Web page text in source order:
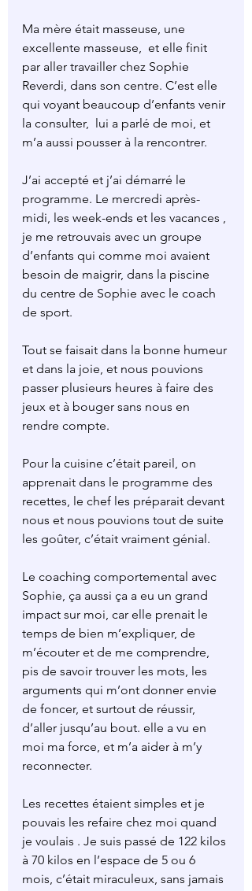
Ma mère était masseuse, une
excellente masseuse,  et elle finit
par aller travailler chez Sophie
Reverdi, dans son centre. C’est elle
qui voyant beaucoup d’enfants venir
la consulter,  lui a parlé de moi, et
m’a aussi pousser à la rencontrer.
J’ai accepté et j’ai démarré le
programme. Le mercredi après-
midi, les week-ends et les vacances ,
je me retrouvais avec un groupe
d’enfants qui comme moi avaient
besoin de maigrir, dans la piscine
du centre de Sophie avec le coach
de sport.
Tout se faisait dans la bonne humeur
et dans la joie, et nous pouvions
passer plusieurs heures à faire des
jeux et à bouger sans nous en
rendre compte.
Pour la cuisine c’était pareil, on
apprenait dans le programme des
recettes, le chef les préparait devant
nous et nous pouvions tout de suite
les goûter, c’était vraiment génial.
Le coaching comportemental avec
Sophie, ça aussi ça a eu un grand
impact sur moi, car elle prenait le
temps de bien m’expliquer, de
m’écouter et de me comprendre,
pis de savoir trouver les mots, les
arguments qui m’ont donner envie
de foncer, et surtout de réussir,
d’aller jusqu’au bout. elle a vu en
moi ma force, et m’a aider à m’y
reconnecter.
Les recettes étaient simples et je
pouvais les refaire chez moi quand
je voulais . Je suis passé de 122 kilos
à 70 kilos en l’espace de 5 ou 6
mois, c’était miraculeux, sans jamais